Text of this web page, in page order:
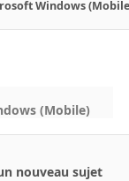
Windows
(Mobile)
nouveau sujet